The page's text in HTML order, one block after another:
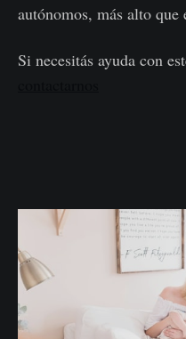
autónomos, más alto
Si necesitás ayuda con